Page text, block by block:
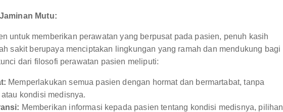
Mutu:
untuk memberikan perawatan yang berpusat pada pasien, penuh kasih
sakit berupaya menciptakan lingkungan yang ramah dan mendukung bagi
dari filosofi perawatan pasien meliputi:
Memperlakukan semua pasien dengan hormat dan bermartabat, tanpa
kondisi medisnya.
Memberikan informasi kepada pasien tentang kondisi medisnya, pilihan